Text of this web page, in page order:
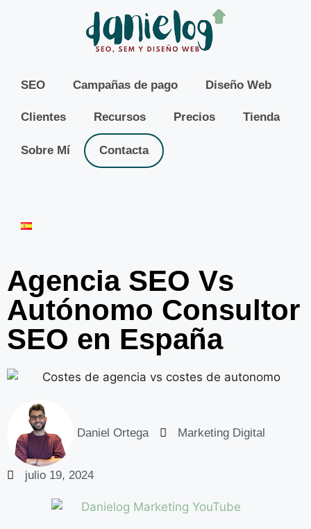
SEO Campañas de pago Diseño Web
Clientes Recursos Precios Tienda
Sobre Mí Contacta
Agencia SEO Vs
Autónomo Consultor
SEO en España
Daniel Ortega Marketing Digital
julio 19, 2024